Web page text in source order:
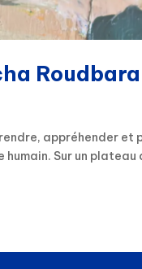
appréhender et
Sur un plateau